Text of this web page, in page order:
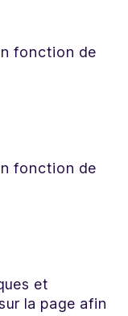
fonction de
fonction de
et
la page afin